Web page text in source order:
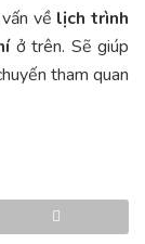
về lịch trình
ở trên. Sẽ giúp
tham quan